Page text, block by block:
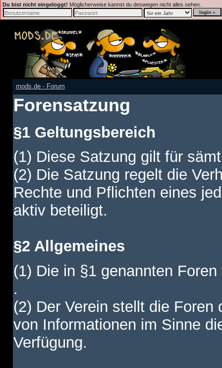
Du bist nicht eingeloggt! Möglicherweise kannst du deswegen nicht alles sehen.
mods.de - Forum
Forensatzung
§1 Geltungsbereich
(1) Diese Satzung gilt für
(2) Die Satzung regelt die
Rechte und Pflichten eines
aktiv beteiligt.
§2 Allgemeines
(1) Die in §1 genannten
.
(2) Der Verein stellt die
von Informationen im Sinne
Verfügung.